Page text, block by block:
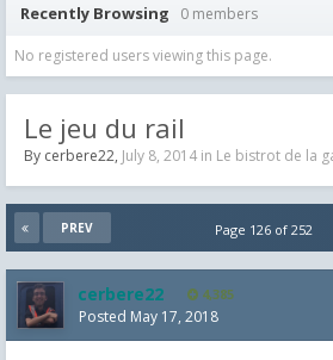
Recently Browsing 0 members
No registered users viewing this page.
Le jeu du rail
By cerbere22, July 8, 2014 in Le bistrot de la
PREV Page 126 of 252
cerbere22 4,385
Posted May 17, 2018